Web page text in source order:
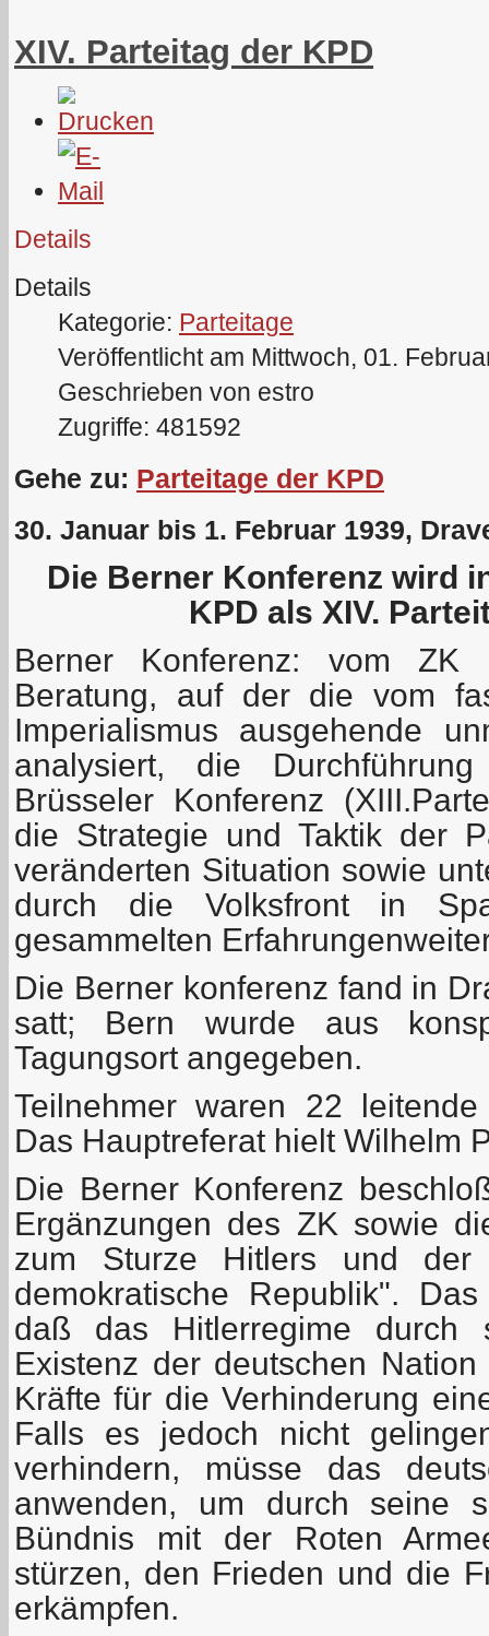
XIV. Parteitag der KPD
Details
Details
Kategorie: Parteitage
Veröffentlicht am Mittwoch, 01.
Geschrieben von estro
Zugriffe: 481592
Gehe zu: Parteitage der KPD
30. Januar bis 1. Februar 1939,
Die Berner Konferenz wird
KPD als XIV.
Berner Konferenz: vom ZK
Beratung, auf der die vom
Imperialismus ausgehende
analysiert, die
Brüsseler Konferenz
die Strategie und Taktik der
veränderten Situation sowie
durch die Volksfront in
gesammelten
Die Berner konferenz fand in
satt; Bern wurde aus
Tagungsort angegeben.
Teilnehmer waren 22
Das Hauptreferat hielt Wilhelm
Die Berner Konferenz
Ergänzungen des ZK sowie
zum Sturze Hitlers und
demokratische Republik".
daß das Hitlerregime durch
Existenz der deutschen
Kräfte für die Verhinderung
Falls es jedoch nicht
verhindern, müsse das
anwenden, um durch seine
Bündnis mit der Roten
stürzen, den Frieden und die
erkämpfen.